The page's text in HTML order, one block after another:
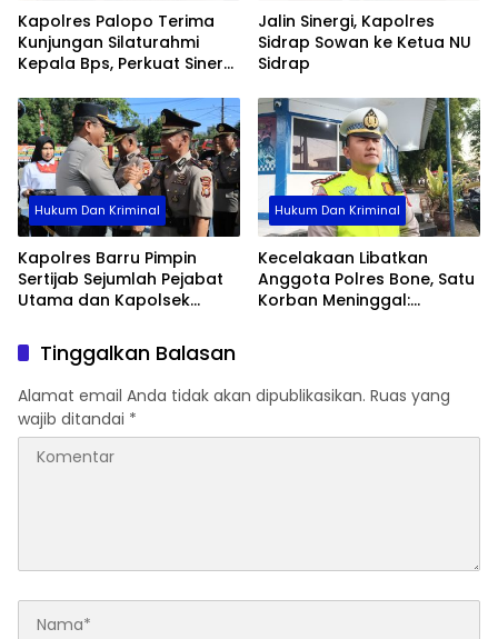
Kapolres Palopo Terima
Kunjungan Silaturahmi
Kepala Bps, Perkuat Sinergi
Jalin Sinergi, Kapolres
Sidrap Sowan ke Ketua NU
Sidrap
Hukum Dan Kriminal
Kapolres Barru Pimpin
Sertijab Sejumlah Pejabat
Utama dan Kapolsek
Organisasi
Hukum Dan Kriminal
Kecelakaan Libatkan
Anggota Polres Bone, Satu
Korban Meninggal:
Tinggalkan Balasan
Alamat email Anda tidak akan dipublikasikan. Ruas yang
wajib ditandai *